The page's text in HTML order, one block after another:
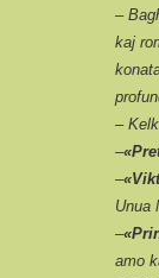
–
kaj
–
–
–
Unua
–
amo